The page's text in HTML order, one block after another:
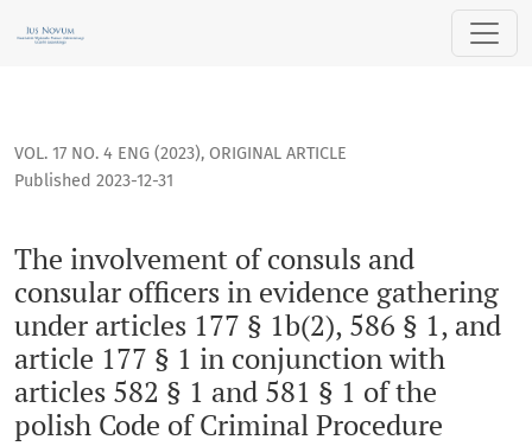
The involvement of consuls and consular officers in
VOL. 17 NO. 4 ENG (2023), ORIGINAL ARTICLE
The involvement of consuls and
consular officers in evidence gathering
under articles 177 § 1b(2), 586 § 1, and
article 177 § 1 in conjunction with
articles 582 § 1 and 581 § 1 of the
polish Code of Criminal Procedure
Published 2023-12-31